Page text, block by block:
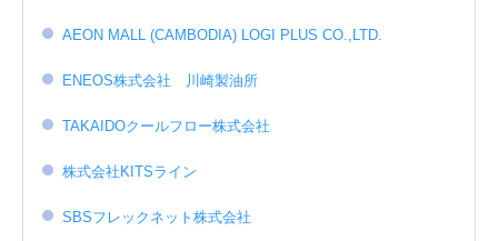
AEON MALL (CAMBODIA) LOGI PLUS CO.,LTD.
ENEOS株式会社 川崎製油所
TAKAIDOクールフロー株式会社
株式会社KITSライン
SBSフレックネット株式会社